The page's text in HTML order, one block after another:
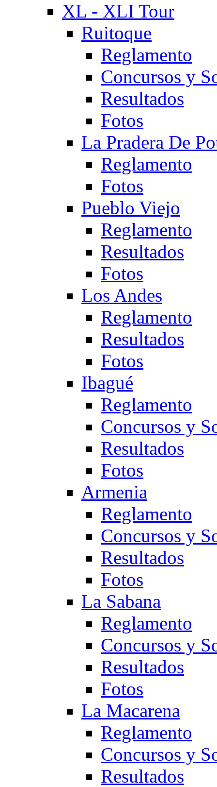
XL - XLI Tour
Ruitoque
Reglamento
Concursos y
Resultados
Fotos
La Pradera De
Reglamento
Fotos
Pueblo Viejo
Reglamento
Resultados
Fotos
Los Andes
Reglamento
Resultados
Fotos
Ibagué
Reglamento
Concursos y
Resultados
Fotos
Armenia
Reglamento
Concursos y
Resultados
Fotos
La Sabana
Reglamento
Concursos y
Resultados
Fotos
La Macarena
Reglamento
Concursos y
Resultados